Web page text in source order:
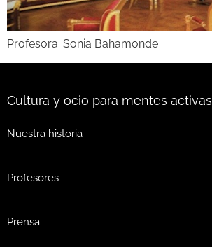
Profesora: Sonia Bahamonde
Cultura y ocio para mentes activas
Nuestra historia
Profesores
Prensa